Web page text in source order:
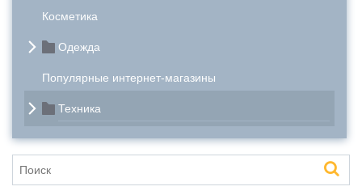
Косметика
Одежда
Популярные интернет-магазины
Техника